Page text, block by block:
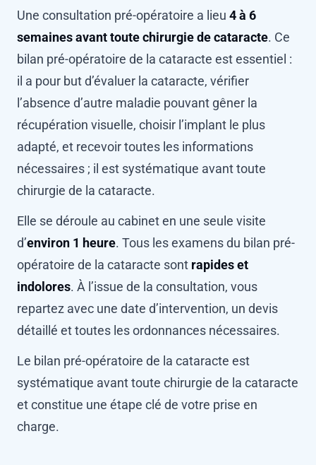
Une consultation pré-opératoire a lieu 4 à 6
semaines avant toute chirurgie de cataracte. Ce
bilan pré-opératoire de la cataracte est essentiel :
il a pour but d’évaluer la cataracte, vérifier
l’absence d’autre maladie pouvant gêner la
récupération visuelle, choisir l’implant le plus
adapté, et recevoir toutes les informations
nécessaires ; il est systématique avant toute
chirurgie de la cataracte.
Elle se déroule au cabinet en une seule visite
d’environ 1 heure. Tous les examens du bilan pré-
opératoire de la cataracte sont rapides et
indolores. À l’issue de la consultation, vous
repartez avec une date d’intervention, un devis
détaillé et toutes les ordonnances nécessaires.
Le bilan pré-opératoire de la cataracte est
systématique avant toute chirurgie de la cataracte
et constitue une étape clé de votre prise en
charge.